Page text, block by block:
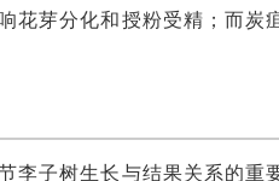
花芽分化和授粉受精；而
子树生长与结果关系的重